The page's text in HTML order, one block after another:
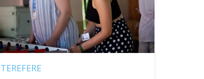
TEREFERE